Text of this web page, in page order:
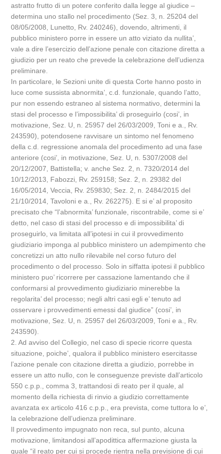
astratto frutto di un potere conferito dalla legge al giudice –
determina uno stallo nel procedimento (Sez. 3, n. 25204 del
08/05/2008, Lunetto, Rv. 240246), dovendo, altrimenti, il
pubblico ministero porre in essere un atto viziato da nullita’,
vale a dire l’esercizio dell’azione penale con citazione diretta a
giudizio per un reato che prevede la celebrazione dell’udienza
preliminare.
In particolare, le Sezioni unite di questa Corte hanno posto in
luce come sussista abnormita’, c.d. funzionale, quando l’atto,
pur non essendo estraneo al sistema normativo, determini la
stasi del processo e l’impossibilita’ di proseguirlo (cosi’, in
motivazione, Sez. U, n. 25957 del 26/03/2009, Toni e a., Rv.
243590), potendosene ravvisare un sintomo nel fenomeno
della c.d. regressione anomala del procedimento ad una fase
anteriore (cosi’, in motivazione, Sez. U, n. 5307/2008 del
20/12/2007, Battistella; v. anche Sez. 2, n. 7320/2014 del
10/12/2013, Fabozzi, Rv. 259158; Sez. 2, n. 29382 del
16/05/2014, Veccia, Rv. 259830; Sez. 2, n. 2484/2015 del
21/10/2014, Tavoloni e a., Rv. 262275). E si e’ al proposito
precisato che “l’abnormita’ funzionale, riscontrabile, come si e’
detto, nel caso di stasi del processo e di impossibilita’ di
proseguirlo, va limitata all’ipotesi in cui il provvedimento
giudiziario imponga al pubblico ministero un adempimento che
concretizzi un atto nullo rilevabile nel corso futuro del
procedimento o del processo. Solo in siffatta ipotesi il pubblico
ministero puo’ ricorrere per cassazione lamentando che il
conformarsi al provvedimento giudiziario minerebbe la
regolarita’ del processo; negli altri casi egli e’ tenuto ad
osservare i provvedimenti emessi dal giudice” (cosi’, in
motivazione, Sez. U, n. 25957 del 26/03/2009, Toni e a., Rv.
243590).
2. Ad avviso del Collegio, nel caso di specie ricorre questa
situazione, poiche’, qualora il pubblico ministero esercitasse
l’azione penale con citazione diretta a giudizio, porrebbe in
essere un atto nullo, con le conseguenze previste dall’articolo
550 c.p.p., comma 3, trattandosi di reato per il quale, al
momento della richiesta di rinvio a giudizio correttamente
avanzata ex articolo 416 c.p.p., era prevista, come tuttora lo e’,
la celebrazione dell’udienza preliminare.
Il provvedimento impugnato non reca, sul punto, alcuna
motivazione, limitandosi all’apodittica affermazione giusta la
quale “il reato per cui si procede rientra nella previsione di cui